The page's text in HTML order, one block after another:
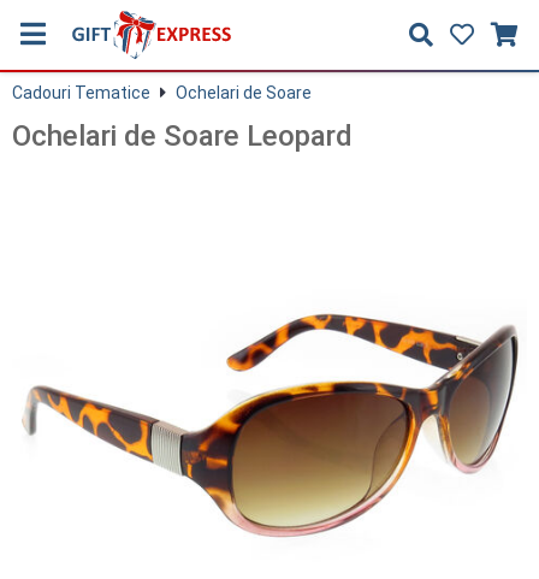
Cadouri Tematice Ochelari de Soare
Ochelari de Soare Leopard